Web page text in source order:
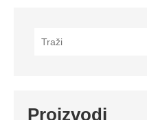
Proizvodi